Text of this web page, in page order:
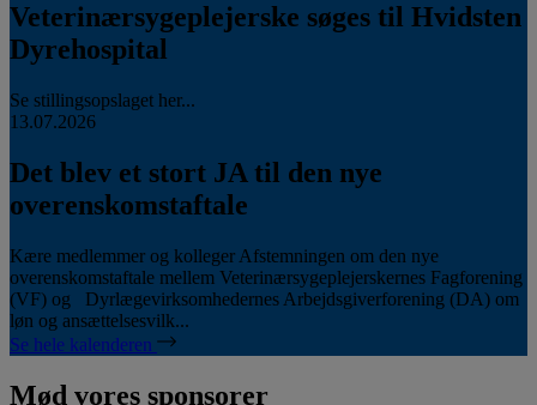
Veterinærsygeplejerske søges til Hvidsten
Dyrehospital
Se stillingsopslaget her...
13.07.2026
Det blev et stort JA til den nye
overenskomstaftale
Kære medlemmer og kolleger Afstemningen om den nye
overenskomstaftale mellem Veterinærsygeplejerskernes Fagforening
(VF) og Dyrlægevirksomhedernes Arbejdsgiverforening (DA) om
løn og ansættelsesvilk...
Se hele kalenderen
Mød vores sponsorer